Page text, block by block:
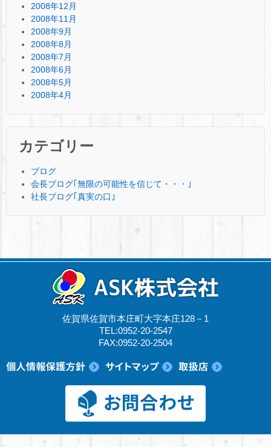
2008年12月
2008年11月
2008年9月
2008年8月
2008年7月
2008年6月
2008年5月
2008年4月
カテゴリー
ブログ
会長ブログ｢無限の可能性を信じて・・・｣
社長ブログ｢真実の口｣
佐賀県佐賀市本庄町大字本庄128－1
TEL:0952-20-2547
FAX:0952-20-2504
© 2017 ASK株式会社.